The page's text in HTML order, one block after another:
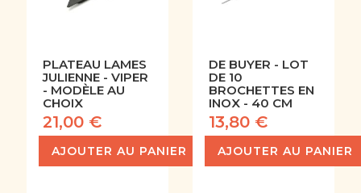
PLATEAU LAMES
JULIENNE - VIPER
- MODÈLE AU
CHOIX
21,00 €
AJOUTER AU PANIER
DE BUYER - LOT
DE 10
BROCHETTES EN
INOX - 40 CM
13,80 €
AJOUTER AU PANIER